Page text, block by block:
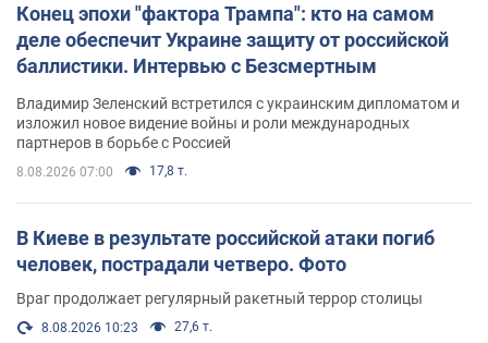
Конец эпохи "фактора Трампа": кто на самом
деле обеспечит Украине защиту от российской
баллистики. Интервью с Безсмертным
Владимир Зеленский встретился с украинским дипломатом и
изложил новое видение войны и роли международных
партнеров в борьбе с Россией
8.08.2026 07:00 17,8 т.
В Киеве в результате российской атаки погиб
человек, пострадали четверо. Фото
Враг продолжает регулярный ракетный террор столицы
8.08.2026 10:23 27,6 т.